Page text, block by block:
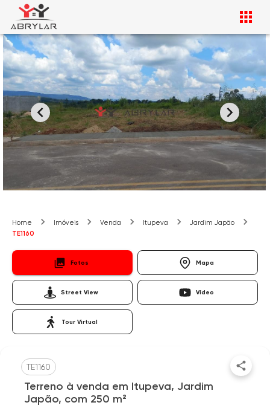
Home Imóveis Venda Itupeva
Jardim Japão
TE1160
Fotos Mapa
Street View Vídeo
Tour Virtual
TE1160
Terreno à venda em Itupeva, Jardim
Japão, com 250 m²